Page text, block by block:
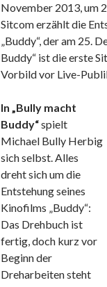
November 2013, um
Sitcom erzählt die
„Buddy“, der am 25.
Buddy“ ist die erste
Vorbild vor Live-
In „Bully macht
Buddy“spielt
Michael Bully Herbig
sich selbst. Alles
dreht sich um die
Entstehung seines
Kinofilms „Buddy“:
Das Drehbuch ist
fertig, doch kurz vor
Beginn der
Dreharbeiten steht